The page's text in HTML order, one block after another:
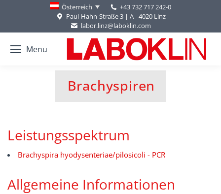
Österreich
+43 732 717 242-0
Paul-Hahn-Straße 3 | A - 4020 Linz
labor.linz@laboklin.com
Menu
Brachyspiren
You are here:
Leistungsspektrum
Brachyspira hyodysenteriae/pilosicoli - PCR
Allgemeine Informationen